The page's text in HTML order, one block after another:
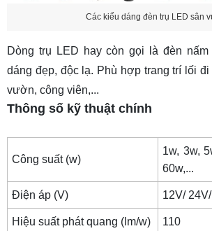
Các kiểu dáng đèn trụ LED sân
Dòng trụ LED hay còn gọi là đèn
dáng đẹp, độc lạ. Phù hợp trang trí lối
vườn, công viên,...
Thông số kỹ thuật chính
Công suất (w)
1w, 3w,
60w,...
Điện áp (V) 12V/
Hiệu suất phát quang (lm/w) 110